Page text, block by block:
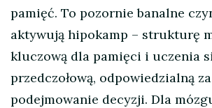
pamięć. To pozornie banalne
aktywują hipokamp – strukturę
kluczową dla pamięci i uczenia
przedczołową, odpowiedzialną
podejmowanie decyzji. Dla